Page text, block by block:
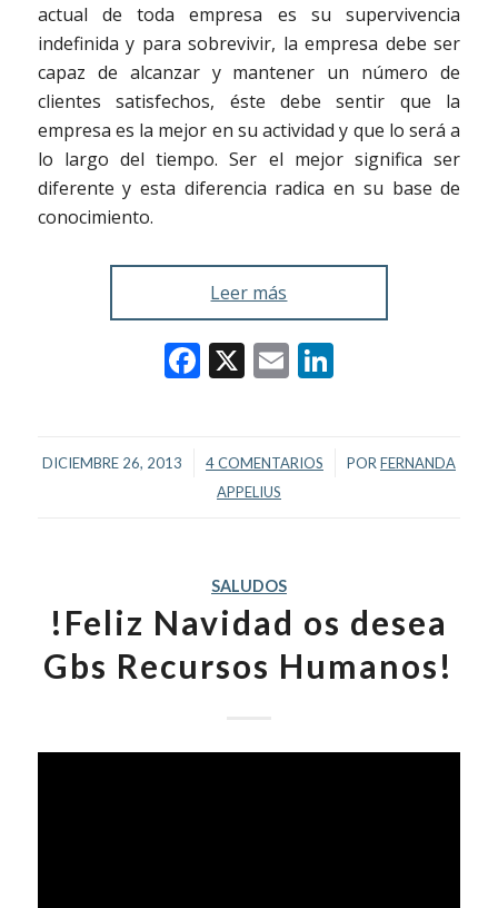
actual de toda empresa es su supervivencia
indefinida y para sobrevivir, la empresa debe ser
capaz de alcanzar y mantener un número de
clientes satisfechos, éste debe sentir que la
empresa es la mejor en su actividad y que lo será a
lo largo del tiempo. Ser el mejor significa ser
diferente y esta diferencia radica en su base de
conocimiento.
Leer más
Facebook
X EmailLinkedIn
DICIEMBRE 26, 2013
/ 4 COMENTARIOS
/ POR FERNANDA
APPELIUS
SALUDOS
!Feliz Navidad os desea
Gbs Recursos Humanos!